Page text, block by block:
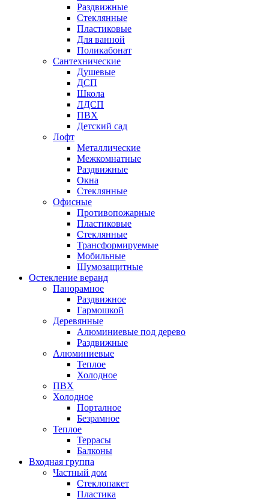
Раздвижные
Стеклянные
Пластиковые
Для ванной
Поликабонат
Сантехнические
Душевые
ДСП
Школа
ЛДСП
ПВХ
Детский сад
Лофт
Металлические
Межкомнатные
Раздвижные
Окна
Стеклянные
Офисные
Противопожарные
Пластиковые
Стеклянные
Трансформируемые
Мобильные
Шумозащитные
Остекление веранд
Панорамное
Раздвижное
Гармошкой
Деревянные
Алюминиевые под дерево
Раздвижные
Алюминиевые
Теплое
Холодное
ПВХ
Холодное
Порталное
Безрамное
Теплое
Террасы
Балконы
Входная группа
Частный дом
Стеклопакет
Пластика